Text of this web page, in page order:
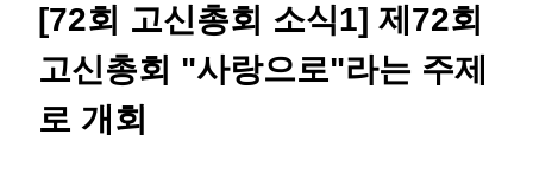
[72회 고신총회 소식1] 제72회
고신총회 "사랑으로"라는 주제
로 개회